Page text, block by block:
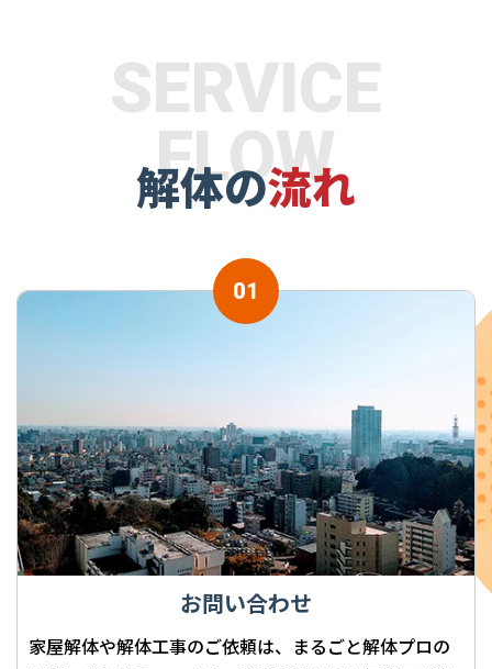
SERVICE
FLOW
解体の流れ
お問い合わせ
家屋解体や解体工事のご依頼は、まるごと解体プロの